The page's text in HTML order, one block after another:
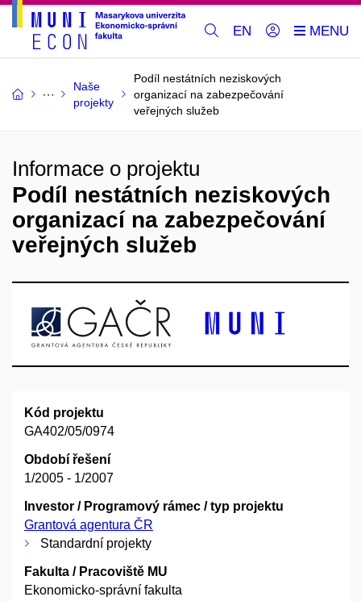
EN
Naše
projekty
Podíl nestátních neziskových
organizací na zabezpečování
veřejných služeb
Informace o projektu
Podíl nestátních neziskových
organizací na zabezpečování
veřejných služeb
Kód projektu
GA402/05/0974
Období řešení
1/2005 - 1/2007
Investor / Programový rámec / typ projektu
Grantová agentura ČR
Standardní projekty
Fakulta / Pracoviště MU
Ekonomicko-správní fakulta